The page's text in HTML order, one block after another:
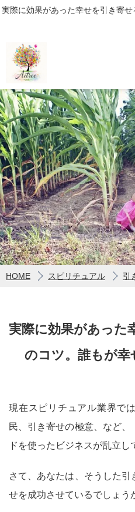
実際に効果があった幸せを引き寄
HOME スピリチュアル 引
実際に効果があった
のコツ。誰もが幸
現在スピリチュアル業界で
民、引き寄せの極意、など
ドを使ったビジネスが乱立し
さて、あなたは、そうした
せを成功させているでしょう